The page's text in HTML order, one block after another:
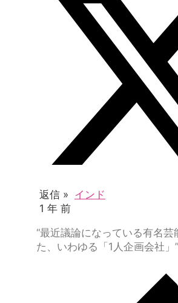
返信 » インド
1 年 前
“最近議論になっている有名
た、いわゆる「1人企画会社」”